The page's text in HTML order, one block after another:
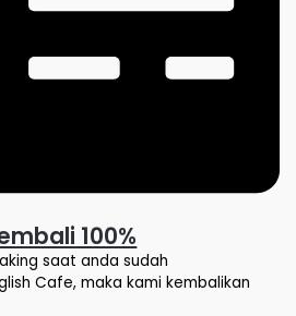
100%
saat anda sudah
Cafe, maka kami kembalikan